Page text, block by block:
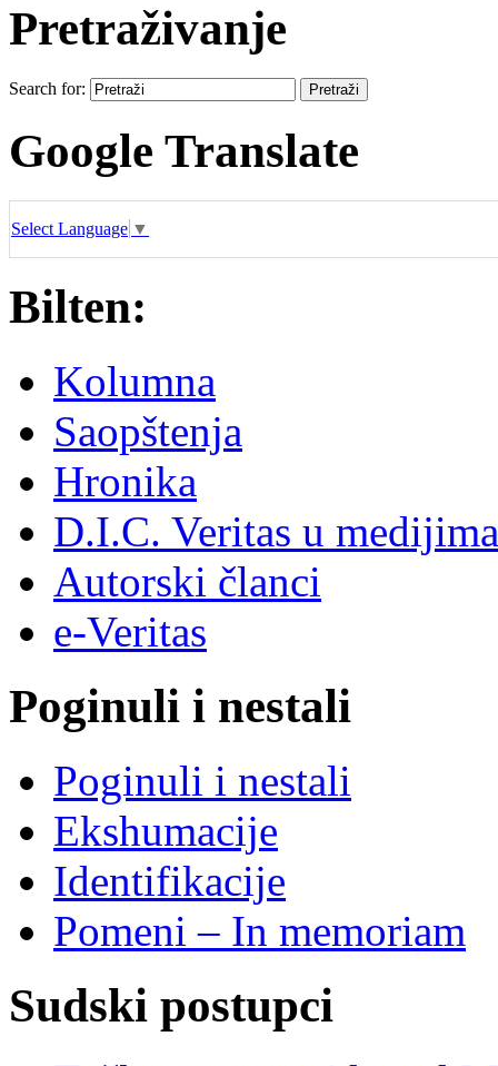
Pretraživanje
Search for:
Google Translate
Select Language ▼
Bilten:
Kolumna
Saopštenja
Hronika
D.I.C. Veritas u medijima
Autorski članci
e-Veritas
Poginuli i nestali
Poginuli i nestali
Ekshumacije
Identifikacije
Pomeni – In memoriam
Sudski postupci